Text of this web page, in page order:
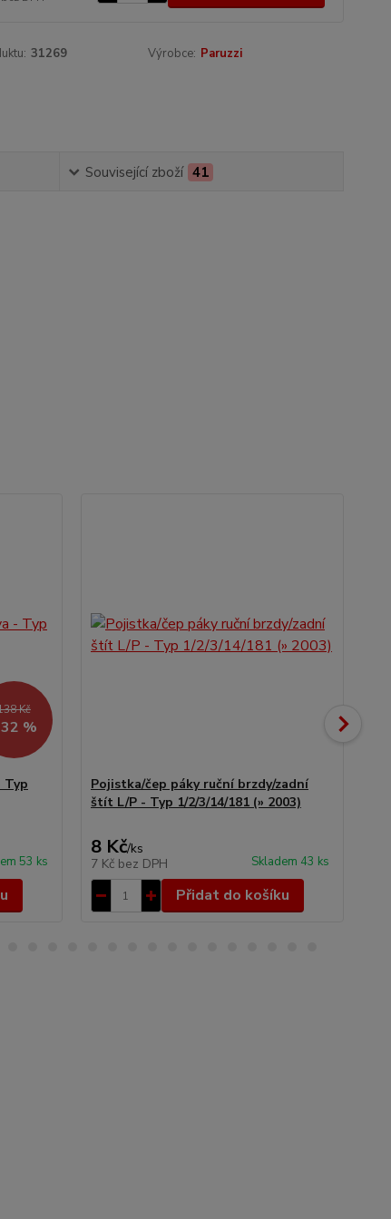
31269 Výrobce: Paruzzi
Související zboží 41
Kč
%
Typ
53 ks
Pojistka/čep páky ruční brzdy/zadní
štít L/P - Typ 1/2/3/14/181 (» 2003)
8 Kč/ks
7 Kč bez DPH Skladem 43 ks
Přidat do košíku